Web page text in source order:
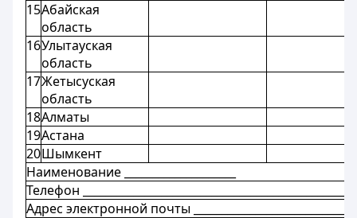
15Абайская
область
16Улытауская
область
17Жетысуская
область
18Алматы
19Астана
20Шымкент
Наименование ____________________
Телефон
Адрес электронной почты